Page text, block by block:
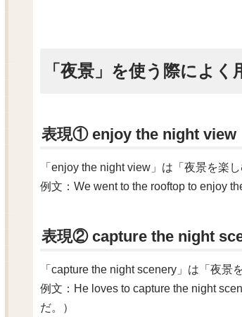
「夜景」を使う際によ
表現① enjoy the night view
「enjoy the night view」は「夜景を楽
例文：We went to the rooftop to enjoy
表現② capture the night
「capture the night scenery」は「夜景
例文：He loves to capture the night
だ。）